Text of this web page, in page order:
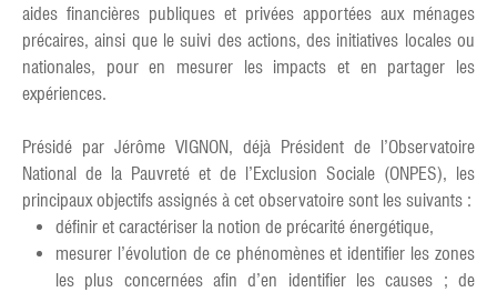
aides financières publiques et privées apportées aux ménages
précaires, ainsi que le suivi des actions, des initiatives locales ou
nationales, pour en mesurer les impacts et en partager les
expériences.
Présidé par Jérôme VIGNON, déjà Président de l’Observatoire
National de la Pauvreté et de l’Exclusion Sociale (ONPES), les
principaux objectifs assignés à cet observatoire sont les suivants :
définir et caractériser la notion de précarité énergétique,
mesurer l’évolution de ce phénomènes et identifier les zones
les plus concernées afin d’en identifier les causes ; de